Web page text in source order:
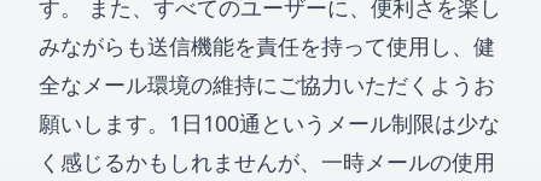
す。 また、すべてのユーザーに、便利さを楽し
みながらも送信機能を責任を持って使用し、健
全なメール環境の維持にご協力いただくようお
願いします。1日100通というメール制限は少な
く感じるかもしれませんが、一時メールの使用